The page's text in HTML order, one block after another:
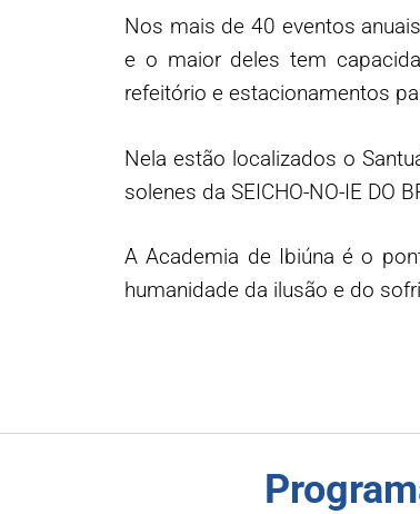
Nos mais de 40 eventos
e o maior deles tem
refeitório e estacionamentos
Nela estão localizados o
solenes da SEICHO-NO-IE DO
A Academia de Ibiúna é o
humanidade da ilusão e do